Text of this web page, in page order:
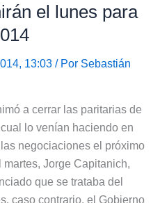
el lunes para
13:03 / Por Sebastián
a cerrar las paritarias de
lo venían haciendo en
negociaciones el próximo
Jorge Capitanich,
que se trataba del
caso contrario, el Gobierno